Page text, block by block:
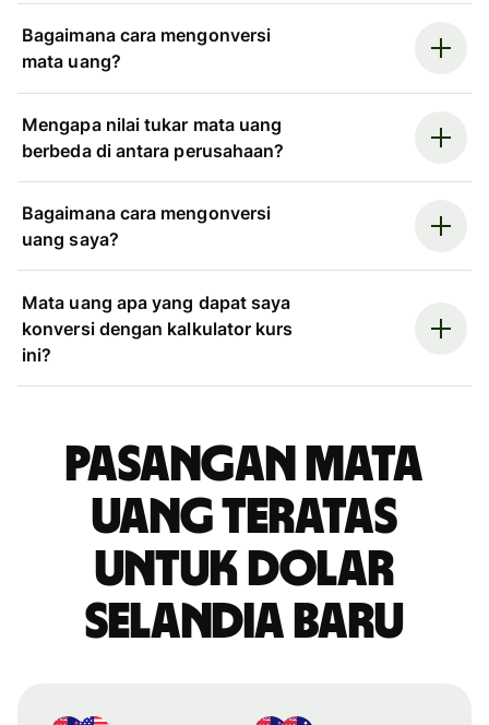
Bagaimana cara mengonversi
mata uang?
Mengapa nilai tukar mata uang
berbeda di antara perusahaan?
Bagaimana cara mengonversi
uang saya?
Mata uang apa yang dapat saya
konversi dengan kalkulator kurs
ini?
Pasangan mata
uang teratas
untuk dolar
Selandia Baru